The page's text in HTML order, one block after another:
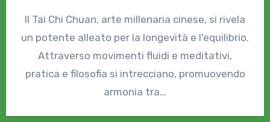
Il Tai Chi Chuan, arte millenaria cinese, si rivela
un potente alleato per la longevità e l'equilibrio.
Attraverso movimenti fluidi e meditativi,
pratica e filosofia si intrecciano, promuovendo
armonia tra…